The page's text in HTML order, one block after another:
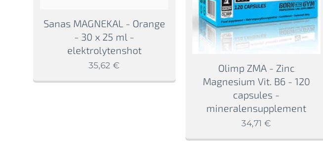
Sanas MAGNEKAL - Orange
- 30 x 25 ml -
elektrolytenshot
35,62 €
Olimp ZMA - Zinc
Magnesium Vit. B6 - 120
capsules -
mineralensupplement
34,71 €